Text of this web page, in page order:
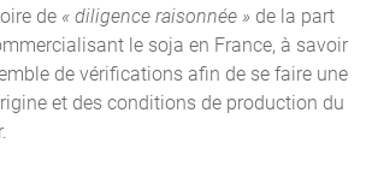
de « diligence raisonnée » de la part
le soja en France, à savoir
de vérifications afin de se faire une
et des conditions de production du